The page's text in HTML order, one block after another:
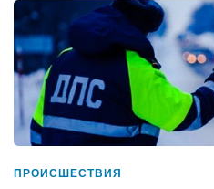
ПРОИСШЕСТВИЯ